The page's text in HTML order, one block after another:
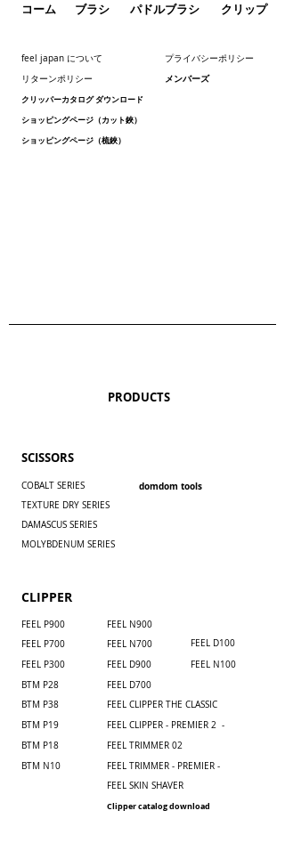
コーム ブラシ パドルブラシ クリップ
feel japan について
リターンポリシー
プライバシーポリシー
メンバーズ
クリッパーカタログ ダウンロード
ショッピングページ（カット鋏）
ショッピングページ（梳鋏）
PRODUCTS
SCISSORS
COBALT SERIES domdom tools
TEXTURE DRY SERIES
DAMASCUS SERIES
MOLYBDENUM SERIES
CLIPPER
FEEL P900
FEEL P700
FEEL P300
BTM P28
BTM P38
BTM P19
BTM P18
BTM N10
​FEEL N900
​FEEL N700
FEEL D900
FEEL D100
FEEL N100
FEEL D700
FEEL CLIPPER THE CLASSIC
FEEL CLIPPER - PREMIER 2 -
FEEL TRIMMER 02
FEEL TRIMMER - PREMIER -
FEEL SKIN SHAVER
Clipper catalog download